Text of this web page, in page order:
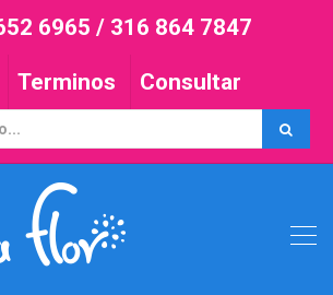
6965 / 316 864 7847
Terminos Consultar